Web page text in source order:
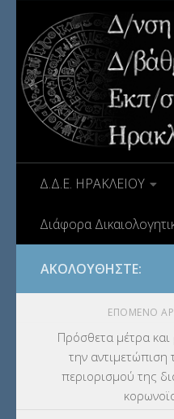
Δ.Δ.Ε. ΗΡΑΚΛΕΙΟΥ
Διάφορα
ΑΚΟΛΟΥΘΉΣΤΕ:
ΕΠΌΜΕΝΟ
Πρόσθετα μέτρα και
την αντιμετώπιση
περιορισμού της